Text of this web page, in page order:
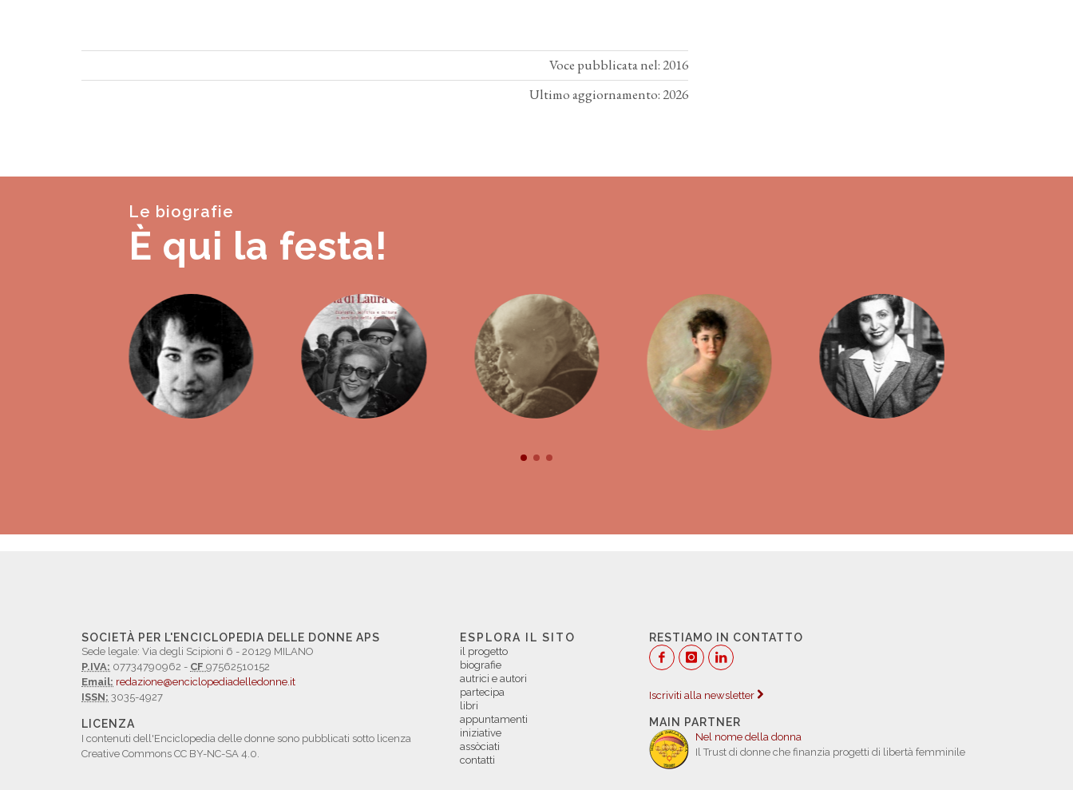
Voce pubblicata nel: 2016
Ultimo aggiornamento: 2026
Le biografie
È qui la festa!
SOCIETÀ PER L'ENCICLOPEDIA DELLE DONNE APS
Sede legale: Via degli Scipioni 6 - 20129 MILANO
P.IVA: 07734790962 - CF 97562510152
Email: redazione@enciclopediadelledonne.it
ISSN: 3035-4927
LICENZA
I contenuti dell'Enciclopedia delle donne sono pubblicati sotto licenza
Creative Commons CC BY-NC-SA 4.0.
ESPLORA IL SITO
il progetto
biografie
autrici e autori
partecipa
libri
appuntamenti
iniziative
assòciati
contatti
RESTIAMO IN CONTATTO
Iscriviti alla newsletter
MAIN PARTNER
Nel nome della donna
Il Trust di donne che finanzia progetti di libertà femminile